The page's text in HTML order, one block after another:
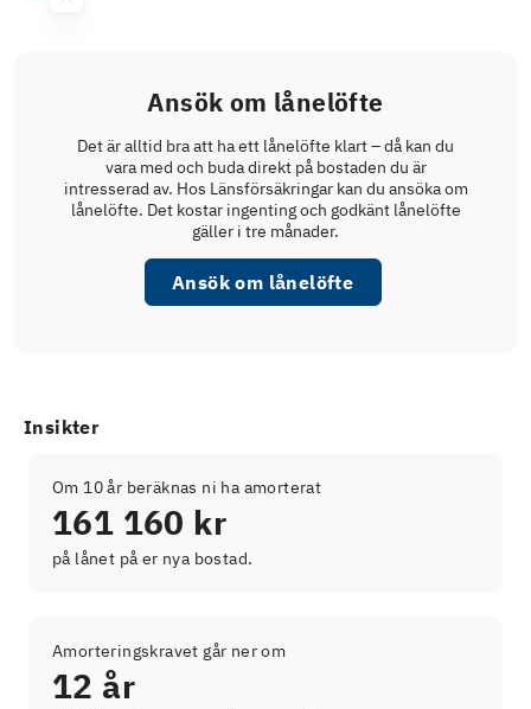
Ansök om lånelöfte
Det är alltid bra att ha ett lånelöfte klart – då kan du
vara med och buda direkt på bostaden du är
intresserad av. Hos Länsförsäkringar kan du ansöka om
lånelöfte. Det kostar ingenting och godkänt lånelöfte
gäller i tre månader.
Ansök om lånelöfte
Insikter
Om 10 år beräknas ni ha amorterat
161 160 kr
på lånet på er nya bostad.
Amorteringskravet går ner om
12 år